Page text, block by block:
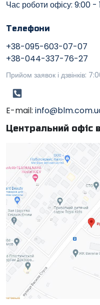
Час роботи офісу: 9:00 -
Телефони
+38-095-603-07-07
+38-044-337-76-27
Прийом заявок і дзвінків:
E-mail:
Центральний офіс